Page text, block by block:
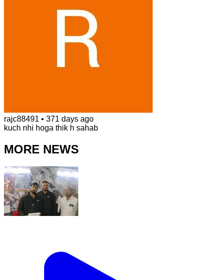
rajc88491 • 371 days ago
kuch nhi hoga thik h sahab
MORE NEWS